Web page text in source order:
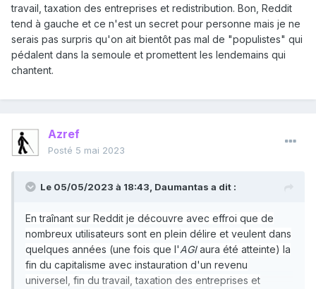
travail, taxation des entreprises et redistribution. Bon, Reddit
tend à gauche et ce n'est un secret pour personne mais je ne
serais pas surpris qu'on ait bientôt pas mal de "populistes" qui
pédalent dans la semoule et promettent les lendemains qui
chantent.
Azref
Posté 5 mai 2023
Le 05/05/2023 à 18:43, Daumantas a dit :
En traînant sur Reddit je découvre avec effroi que de
nombreux utilisateurs sont en plein délire et veulent dans
quelques années (une fois que l'AGIaura été atteinte) la
fin du capitalisme avec instauration d'un revenu
universel, fin du travail, taxation des entreprises et